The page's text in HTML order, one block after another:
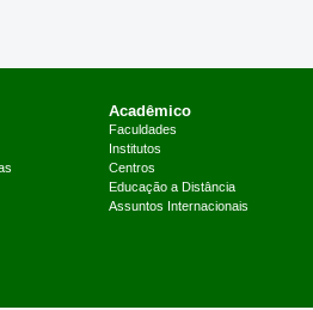
Acadêmico
Faculdades
Institutos
Centros
Educação a Distância
Assuntos Internacionais